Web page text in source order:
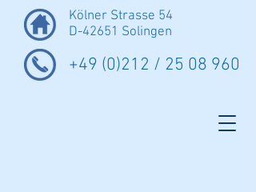
Kölner Strasse 54
D-42651 Solingen
+49 (0)212 / 25 08 960